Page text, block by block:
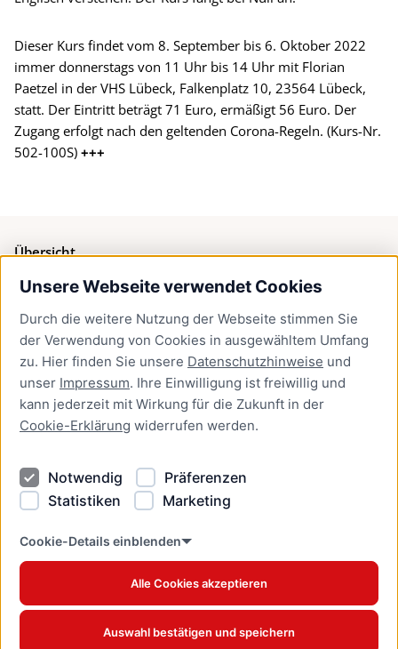
Unsere Webseite verwendet Cookies
Durch die weitere Nutzung der Webseite stimmen Sie
der Verwendung von Cookies in ausgewähltem Umfang
zu. Hier finden Sie unsere Datenschutzhinweise und
unser Impressum. Ihre Einwilligung ist freiwillig und
kann jederzeit mit Wirkung für die Zukunft in der
Cookie-Erklärung widerrufen werden.
Notwendig
Präferenzen
Statistiken
Marketing
Cookie-Details einblenden
Alle Cookies akzeptieren
Auswahl bestätigen und speichern
Dieser Kurs findet vom 8. September bis 6. Oktober 2022
immer donnerstags von 11 Uhr bis 14 Uhr mit Florian
Paetzel in der VHS Lübeck, Falkenplatz 10, 23564 Lübeck,
statt. Der Eintritt beträgt 71 Euro, ermäßigt 56 Euro. Der
Zugang erfolgt nach den geltenden Corona-Regeln. (Kurs-Nr.
502-100S) +++
Übersicht
Bürgerservice
Presse
Newsletter Lübeck:kompakt
Kontakt
Kontakt
Datenschutzhinweise
Barrierefreiheit
Cookie Erklärung
www.luebeck.de